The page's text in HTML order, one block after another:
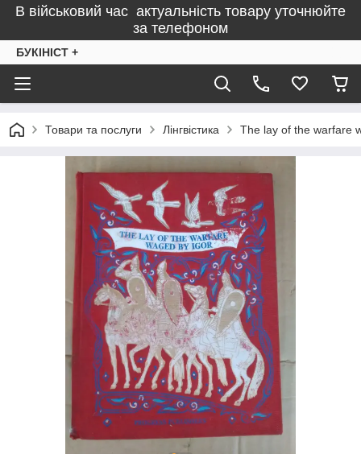
В військовий час актуальність товару уточнюйте
за телефоном
БУКІНІСТ +
Товари та послуги Лінгвістика The lay of the warfare